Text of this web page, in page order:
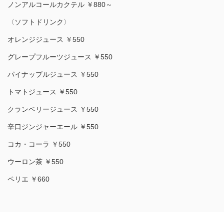
ノンアルコールカクテル ￥880～
〈ソフトドリンク〉
オレンジジュース ￥550
グレープフルーツジュース ￥550
パイナップルジュース ￥550
トマトジュース ￥550
クランベリージュース ￥550
辛口ジンジャーエール ￥550
コカ・コーラ ￥550
ウーロン茶 ￥550
ペリエ ￥660